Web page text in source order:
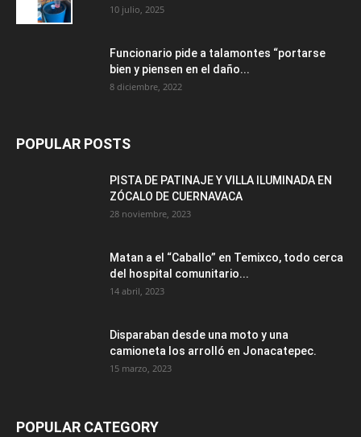
10 julio, 2025
Funcionario pide a talamontes “portarse
bien y piensen en el daño...
8 diciembre, 2022
POPULAR POSTS
PISTA DE PATINAJE Y VILLA ILUMINADA EN
ZÓCALO DE CUERNAVACA
28 noviembre, 2023
Matan a el “Caballo” en Temixco, todo cerca
del hospital comunitario...
14 abril, 2023
Disparaban desde una moto y una
camioneta los arrolló en Jonacatepec.
15 marzo, 2023
POPULAR CATEGORY